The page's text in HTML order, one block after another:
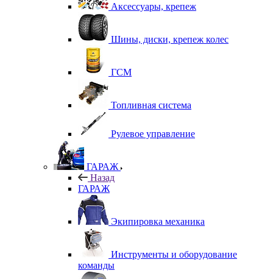
Аксессуары, крепеж
Шины, диски, крепеж колес
ГСМ
Топливная система
Рулевое управление
ГАРАЖ
Назад
ГАРАЖ
Экипировка механика
Инструменты и оборудование
команды